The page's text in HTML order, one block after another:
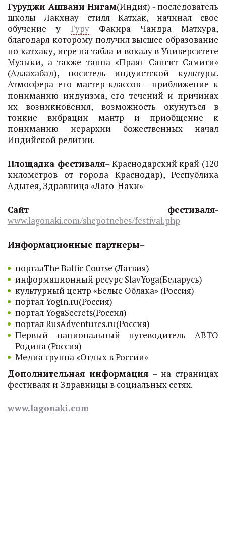
Гуруджи Ашвани Нигам(Индия) - последователь
школы Лакхнау стиля Катхак, начинал свое
обучение у ГуруФакира Чандра Матхура,
благодаря которому получил высшее образование
по катхаку, игре на табла и вокалу в Университете
Музыки, а также танца «Праяг Сангит Самити»
(Аллахабад), носитель индуистской культуры.
Атмосфера его мастер-классов - приближение к
пониманию индуизма, его течений и причинах
их возникновения, возможность окунуться в
тонкие вибрации мантр и приобщение к
пониманию иерархии божественных начал
Индийской религии.
Площадка фестиваля– Краснодарский край (120
километров от города Краснодар), Республика
Адыгея, Здравница «Лаго-Наки»
Сайт фестиваля-
www.lagonaki.com/shepotnebes/festival.php
Информационные партнеры–
порталThe Baltic Course (Латвия)
информационный ресурс SlavYoga(Беларусь)
культурный центр «Белые Облака» (Россия)
портал YogIn.ru(Россия)
портал YogaSecrets(Россия)
портал RusAdventures.ru(Россия)
Первый национальный путеводитель АВТО
Родина (Россия)
Медиа группа «Отдых в России»
Дополнительная информация – на страницах
фестиваля и Здравницы в социальных сетях.
www.lagonaki.com